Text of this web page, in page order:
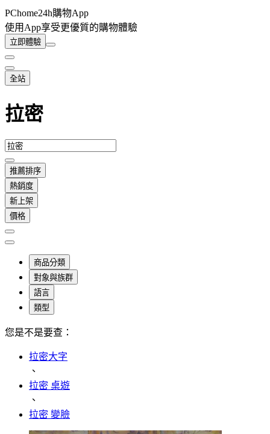
PChome24h購物App
使用App享受更優質的購物體驗
立即體驗
全站
拉密
推薦排序
熱銷度
新上架
價格
商品分類
對象與族群
語言
類型
您是不是要查：
拉密大字
、
拉密 桌遊
、
拉密 變臉